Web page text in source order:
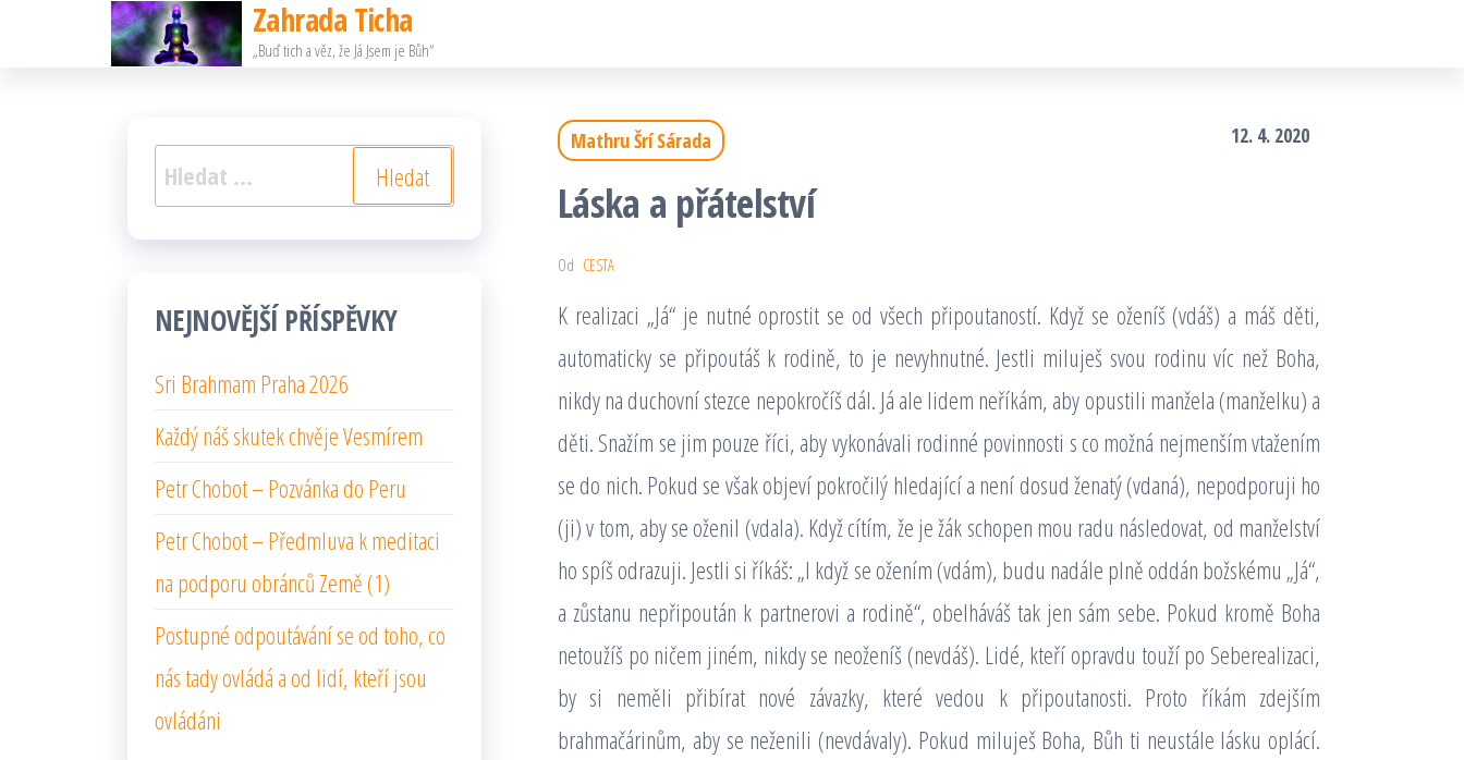
Zahrada Ticha
„Buď tich a věz, že Já Jsem je Bůh“
Mathru Šrí Sárada 12. 4. 2020
Láska a přátelství
Od CESTA
K realizaci „Já“ je nutné oprostit se od všech připoutaností. Když se oženíš (vdáš) a máš děti,
automaticky se připoutáš k rodině, to je nevyhnutné. Jestli miluješ svou rodinu víc než Boha,
nikdy na duchovní stezce nepokročíš dál. Já ale lidem neříkám, aby opustili manžela (manželku) a
děti. Snažím se jim pouze říci, aby vykonávali rodinné povinnosti s co možná nejmenším vtažením
se do nich. Pokud se však objeví pokročilý hledající a není dosud ženatý (vdaná), nepodporuji ho
(ji) v tom, aby se oženil (vdala). Když cítím, že je žák schopen mou radu následovat, od manželství
ho spíš odrazuji. Jestli si říkáš: „I když se ožením (vdám), budu nadále plně oddán božskému „Já“,
a zůstanu nepřipoután k partnerovi a rodině“, obelháváš tak jen sám sebe. Pokud kromě Boha
netoužíš po ničem jiném, nikdy se neoženíš (nevdáš). Lidé, kteří opravdu touží po Seberealizaci,
by si neměli přibírat nové závazky, které vedou k připoutanosti. Proto říkám zdejším
brahmačárinům, aby se neženili (nevdávaly). Pokud miluješ Boha, Bůh ti neustále lásku oplácí.
Vyhledávání
NEJNOVĚJŠÍ PŘÍSPĚVKY
Sri Brahmam Praha 2026
Každý náš skutek chvěje Vesmírem
Petr Chobot – Pozvánka do Peru
Petr Chobot – Předmluva k meditaci
na podporu obránců Země (1)
Postupné odpoutávání se od toho, co
nás tady ovládá a od lidí, kteří jsou
ovládáni